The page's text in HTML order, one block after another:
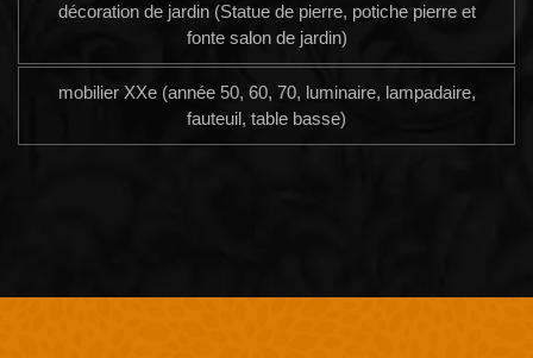
décoration de jardin (Statue de pierre, potiche pierre et
fonte salon de jardin)
mobilier XXe (année 50, 60, 70, luminaire, lampadaire,
fauteuil, table basse)